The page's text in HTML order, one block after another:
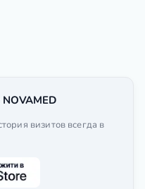
визитов всегда в